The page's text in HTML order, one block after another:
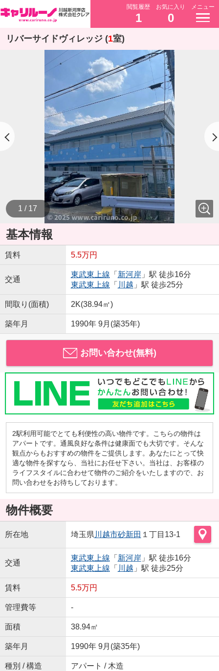
閲覧履歴
1
お気に入り
0
メニュー
リバーサイドヴィレッジ (1室)
1 / 17
基本情報
賃料 5.5万円
交通
東武東上線 「 新河岸 」駅 徒歩16分
東武東上線 「 川越 」駅 徒歩25分
間取り(面積) 2K(38.94㎡)
築年月 1990年 9月(築35年)
お問い合わせ(無料)
2駅利用可能でとても利便性の高い物件です。こちらの物件は
アパートです。通風良好な条件は健康面でも大切です。そんな
観点からもおすすめの物件をご提供します。あなたにとって快
適な物件を探すなら、当社にお任せ下さい。当社は、お客様の
ライフスタイルに合わせて物件のご紹介をいたしますので、お
問い合わせをお待ちしております。
物件概要
所在地 埼玉県 川越市砂新田 １丁目13-1
交通
東武東上線 「 新河岸 」駅 徒歩16分
東武東上線 「 川越 」駅 徒歩25分
賃料 5.5万円
管理費等 -
面積 38.94㎡
築年月 1990年 9月(築35年)
種別 / 構造 アパート / 木造